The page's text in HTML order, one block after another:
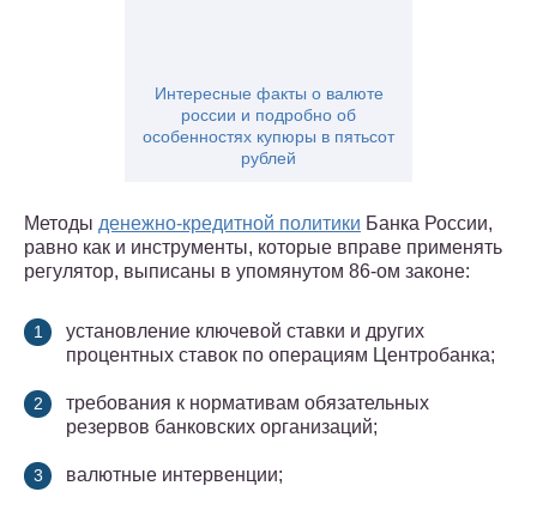
Интересные факты о валюте
россии и подробно об
особенностях купюры в пятьсот
рублей
Методы денежно-кредитной политики Банка России,
равно как и инструменты, которые вправе применять
регулятор, выписаны в упомянутом 86-ом законе:
установление ключевой ставки и других
процентных ставок по операциям Центробанка;
требования к нормативам обязательных
резервов банковских организаций;
валютные интервенции;